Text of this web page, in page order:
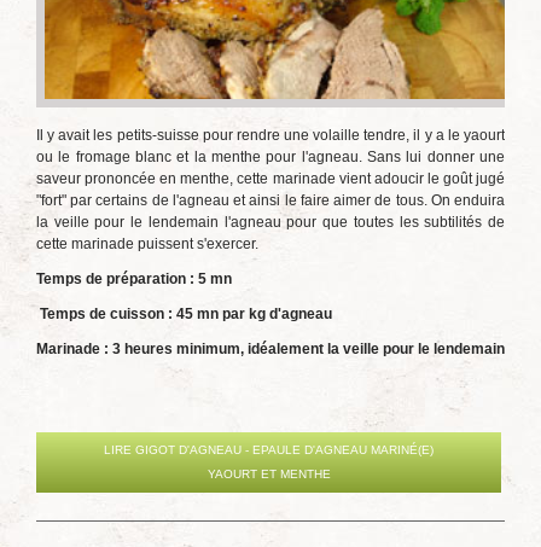
Il y avait les petits-suisse pour rendre une volaille tendre, il y a le yaourt
ou le fromage blanc et la menthe pour l'agneau. Sans lui donner une
saveur prononcée en menthe, cette marinade vient adoucir le goût jugé
"fort" par certains de l'agneau et ainsi le faire aimer de tous. On enduira
la veille pour le lendemain l'agneau pour que toutes les subtilités de
cette marinade puissent s'exercer.
Temps de préparation : 5 mn
Temps de cuisson : 45 mn par kg d'agneau
Marinade : 3 heures minimum, idéalement la veille pour le lendemain
LIRE GIGOT D'AGNEAU - EPAULE D'AGNEAU MARINÉ(E)
YAOURT ET MENTHE